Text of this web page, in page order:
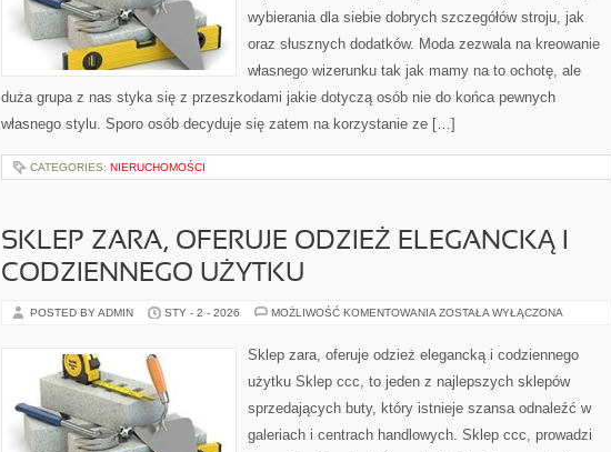
wybierania dla siebie dobrych szczegółów stroju, jak
oraz słusznych dodatków. Moda zezwala na kreowanie
własnego wizerunku tak jak mamy na to ochotę, ale
duża grupa z nas styka się z przeszkodami jakie dotyczą osób nie do końca pewnych
własnego stylu. Sporo osób decyduje się zatem na korzystanie ze […]
CATEGORIES: NIERUCHOMOŚCI
SKLEP ZARA, OFERUJE ODZIEŻ ELEGANCKĄ I
CODZIENNEGO UŻYTKU
POSTED BY ADMIN STY - 2 - 2026 MOŻLIWOŚĆ KOMENTOWANIA SKLEP
ODZIEŻ
ELEGANCKĄ
CODZIENNEGO
ZOSTAŁA WYŁĄCZONA
Sklep zara, oferuje odzież elegancką i codziennego
użytku Sklep ccc, to jeden z najlepszych sklepów
sprzedających buty, który istnieje szansa odnaleźć w
galeriach i centrach handlowych. Sklep ccc, prowadzi